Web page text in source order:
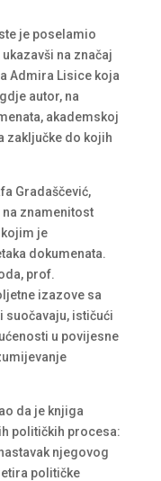
je poselamio
na značaj
Admira Lisice koja
autor, na
akademskoj
zaključke do kojih
Gradaščević,
znamenitost
je
dokumenata.
prof.
izazove sa
suočavaju, ističući
u povijesne
da je knjiga
političkih procesa:
njegovog
političke